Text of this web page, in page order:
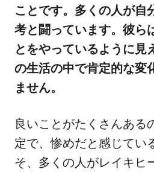
ことです。多くの人が自
考と闘っています。彼ら
とをやっているように見
の生活の中で肯定的な変
ません。
良いことがたくさんある
定で、惨めだと感じてい
そ、多くの人がレイキヒ